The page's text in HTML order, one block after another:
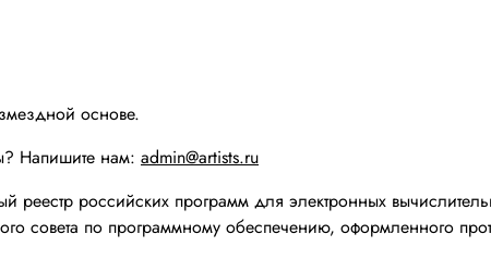
основе.
Напишите нам: admin@artists.ru
российских программ для электронных
совета по программному обеспечению, оформленного